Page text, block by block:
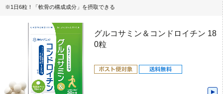
※1日6粒！「軟骨の構成成分」を摂取できる
グルコサミン＆コンドロイチン 18
0粒